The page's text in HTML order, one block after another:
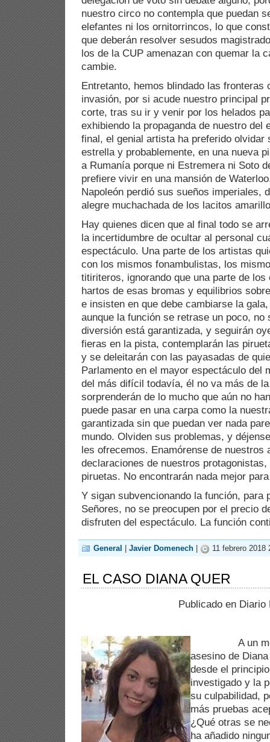
nuestro circo no contempla que puedan
elefantes ni los ornitorrincos, lo que
que deberán resolver sesudos
los de la CUP amenazan con quemar la
cambie.
Entretanto, hemos blindado las fronteras
invasión, por si acude nuestro principal
corte, tras su ir y venir por los helados
exhibiendo la propaganda de nuestro del
final, el genial artista ha preferido olvidar
estrella y probablemente, en una nueva
a Rumanía porque ni Estremera ni Soto
prefiere vivir en una mansión de
Napoleón perdió sus sueños imperiales,
alegre muchachada de los lacitos
Hay quienes dicen que al final todo se
la incertidumbre de ocultar al personal
espectáculo. Una parte de los artistas
con los mismos fonambulistas, los
titiriteros, ignorando que una parte de
hartos de esas bromas y equilibrios
e insisten en que debe cambiarse la
aunque la función se retrase un poco, no
diversión está garantizada, y seguirán
fieras en la pista, contemplarán las
y se deleitarán con las payasadas de
Parlamento en el mayor espectáculo del
del más difícil todavía, él no va más de
sorprenderán de lo mucho que aún no
puede pasar en una carpa como la
garantizada sin que puedan ver nada
mundo. Olviden sus problemas, y
les ofrecemos. Enamórense de nuestros
declaraciones de nuestros
piruetas. No encontrarán nada mejor
Y sigan subvencionando la función, para
Señores, no se preocupen por el precio
disfruten del espectáculo. La función
General Javier Domenech 11 febrero 2018
EL CASO DIANA QUER
Publicado en Diario
A un mes
asesino de
desde el
investigado y la
su culpabilidad,
más pruebas
¿Qué otras se
ha añadido